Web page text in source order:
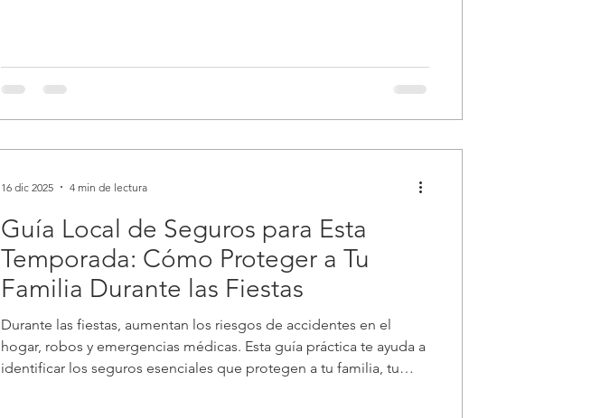
Guía Local de Seguros para Esta
Temporada: Cómo Proteger a Tu
Familia Durante las Fiestas
Durante las fiestas, aumentan los riesgos de accidentes en el
hogar, robos y emergencias médicas. Esta guía práctica te ayuda a
identificar los seguros esenciales que protegen a tu familia, tu
16 dic 2025 4 min de lectura